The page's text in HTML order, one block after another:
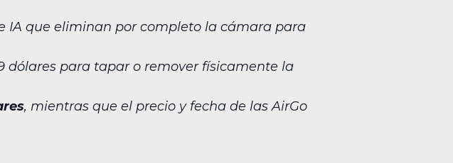
IA que eliminan por completo la cámara para
dólares para tapar o remover físicamente la
, mientras que el precio y fecha de las AirGo